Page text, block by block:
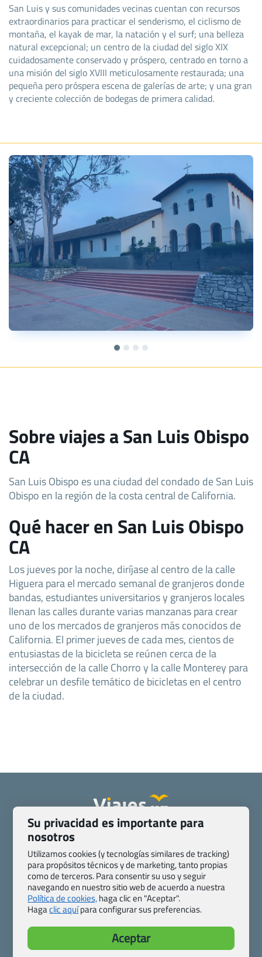
San Luis y sus comunidades vecinas cuentan con recursos
extraordinarios para practicar el senderismo, el ciclismo de
montaña, el kayak de mar, la natación y el surf; una belleza
natural excepcional; un centro de la ciudad del siglo XIX
cuidadosamente conservado y próspero, centrado en torno a
una misión del siglo XVIII meticulosamente restaurada; una
pequeña pero próspera escena de galerías de arte; y una gran
y creciente colección de bodegas de primera calidad.
Sobre viajes a San Luis Obispo
CA
San Luis Obispo es una ciudad del condado de San Luis
Obispo en la región de la costa central de California.
Qué hacer en San Luis Obispo
CA
Los jueves por la noche, diríjase al centro de la calle
Higuera para el mercado semanal de granjeros donde
bandas, estudiantes universitarios y granjeros locales
llenan las calles durante varias manzanas para crear
uno de los mercados de granjeros más conocidos de
California. El primer jueves de cada mes, cientos de
entusiastas de la bicicleta se reúnen cerca de la
intersección de la calle Chorro y la calle Monterey para
celebrar un desfile temático de bicicletas en el centro
de la ciudad.
Quienes somos
Pasaporte, Visado, Salud y otras disposiciones específicas
Blog de Viajes.com
Registro de agencias
Preguntas frecuentes
Condiciones generales
Política de privacidad y cookies
Transparencia
Todas las páginas – sitemap
Viajes.com
Last Minute Express S.L.U.
Su privacidad es importante para
nosotros
Utilizamos cookies (y tecnologías similares de tracking)
para propósitos técnicos y de marketing, tanto propias
como de terceros. Para consentir su uso y seguir
navegando en nuestro sitio web de acuerdo a nuestra
Política de cookies,haga clic en "Aceptar".
Hagaclic aquípara configurar sus preferencias.
Aceptar